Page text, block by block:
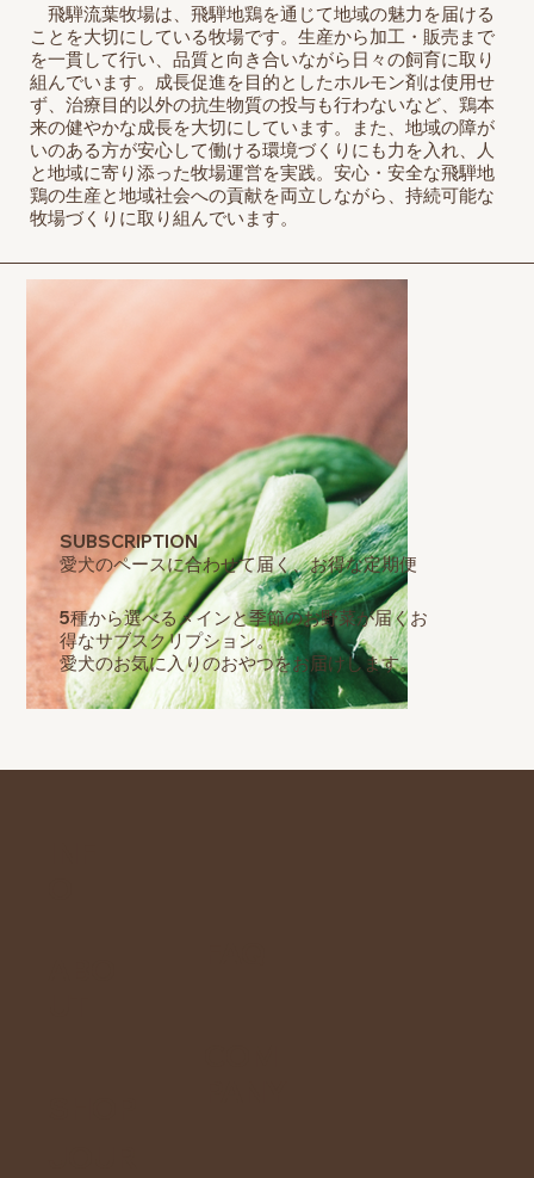
飛騨流葉牧場は、飛騨地鶏を通じて地域の魅力を届ける
ことを大切にしている牧場です。生産から加工・販売まで
を一貫して行い、品質と向き合いながら日々の飼育に取り
組んでいます。成長促進を目的としたホルモン剤は使用せ
ず、治療目的以外の抗生物質の投与も行わないなど、鶏本
来の健やかな成長を大切にしています。また、地域の障が
いのある方が安心して働ける環境づくりにも力を入れ、人
と地域に寄り添った牧場運営を実践。安心・安全な飛騨地
鶏の生産と地域社会への貢献を両立しながら、持続可能な
牧場づくりに取り組んでいます。
SUBSCRIPTION
愛犬のペースに合わせて届く、お得な定期便
5種から選べるメインと季節のお野菜が届くお
得なサブスクリプション。
愛犬のお気に入りのおやつをお届けします。